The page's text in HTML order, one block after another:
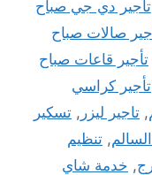
تأجير دي جي صباح
صالات صباح
تأجير قاعات صباح
تأجير كراسي
, تاجير ليزر , تسكير
, تنظيم
, خدمة شاي